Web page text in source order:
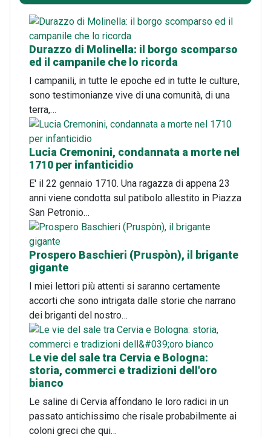
Durazzo di Molinella: il borgo scomparso
ed il campanile che lo ricorda
I campanili, in tutte le epoche ed in tutte le culture,
sono testimonianze vive di una comunità, di una
terra,…
Lucia Cremonini, condannata a morte nel
1710 per infanticidio
E' il 22 gennaio 1710. Una ragazza di appena 23
anni viene condotta sul patibolo allestito in Piazza
San Petronio…
Prospero Baschieri (Pruspòn), il brigante
gigante
I miei lettori più attenti si saranno certamente
accorti che sono intrigata dalle storie che narrano
dei briganti del nostro…
Le vie del sale tra Cervia e Bologna:
storia, commerci e tradizioni dell'oro
bianco
Le saline di Cervia affondano le loro radici in un
passato antichissimo che risale probabilmente ai
coloni greci che qui…